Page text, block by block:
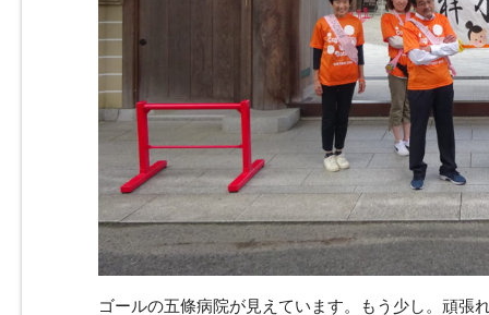
ゴールの五條病院が見えています。もう少し。頑張